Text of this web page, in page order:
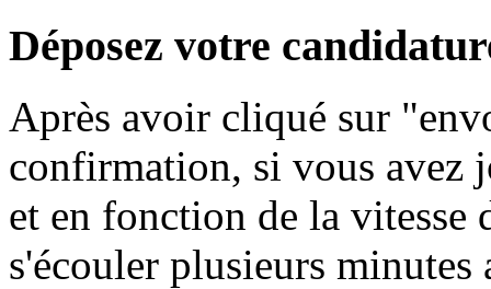
Déposez votre
Après avoir cliqué sur
confirmation, si vous avez
et en fonction de la
s'écouler plusieurs minutes